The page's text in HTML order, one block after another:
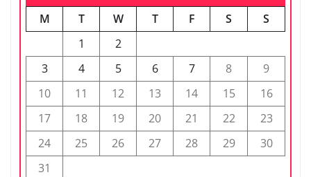
M
T W T F S
S
1
2
3
4 5 6 7 8
9
10
11 12 13 14 15
16
17
18 19 20 21 22
23
24
25 26 27 28 29
30
31